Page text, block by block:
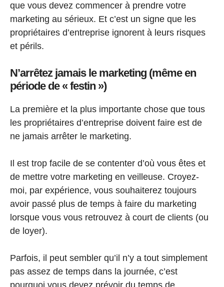
que vous devez commencer à prendre votre
marketing au sérieux. Et c’est un signe que les
propriétaires d’entreprise ignorent à leurs risques
et périls.
N’arrêtez jamais le marketing (même en
période de « festin »)
La première et la plus importante chose que tous
les propriétaires d’entreprise doivent faire est de
ne jamais arrêter le marketing.
Il est trop facile de se contenter d’où vous êtes et
de mettre votre marketing en veilleuse. Croyez-
moi, par expérience, vous souhaiterez toujours
avoir passé plus de temps à faire du marketing
lorsque vous vous retrouvez à court de clients (ou
de loyer).
Parfois, il peut sembler qu’il n’y a tout simplement
pas assez de temps dans la journée, c’est